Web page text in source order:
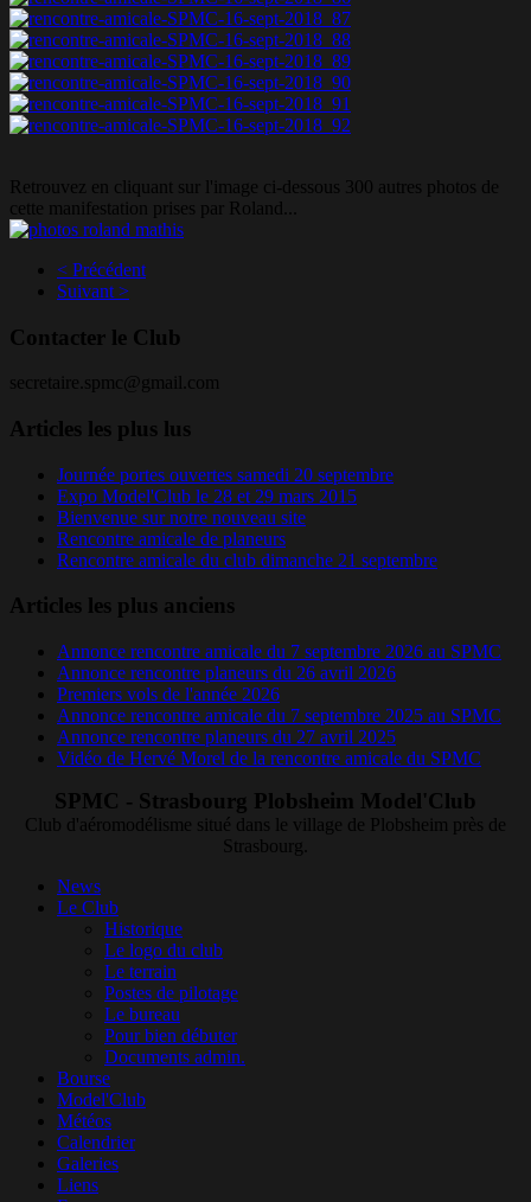
Retrouvez en cliquant sur l'image ci-dessous 300 autres photos de
cette manifestation prises par Roland...
< Précédent
Suivant >
Contacter le Club
secretaire.spmc@gmail.com
Articles les plus lus
Journée portes ouvertes samedi 20 septembre
Expo Model'Club le 28 et 29 mars 2015
Bienvenue sur notre nouveau site
Rencontre amicale de planeurs
Rencontre amicale du club dimanche 21 septembre
Articles les plus anciens
Annonce rencontre amicale du 7 septembre 2026 au SPMC
Annonce rencontre planeurs du 26 avril 2026
Premiers vols de l'année 2026
Annonce rencontre amicale du 7 septembre 2025 au SPMC
Annonce rencontre planeurs du 27 avril 2025
Vidéo de Hervé Morel de la rencontre amicale du SPMC
SPMC - Strasbourg Plobsheim Model'Club
Club d'aéromodélisme situé dans le village de Plobsheim près de
Strasbourg.
News
Le Club
Historique
Le logo du club
Le terrain
Postes de pilotage
Le bureau
Pour bien débuter
Documents admin.
Bourse
Model'Club
Météos
Calendrier
Galeries
Liens